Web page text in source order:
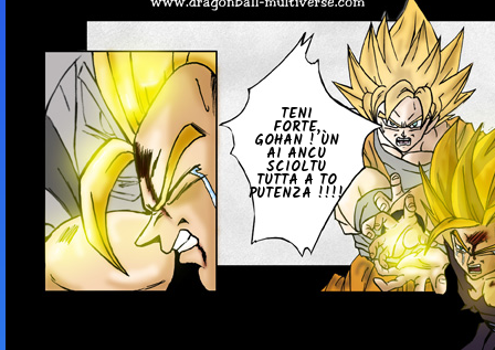
TENI
FORTE,
GOHAN ! ÙN
AI ANCU
SCIOLTU
TUTTA A TO
PUTENZA !!!!